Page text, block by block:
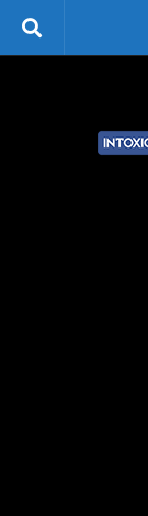
Skip to content